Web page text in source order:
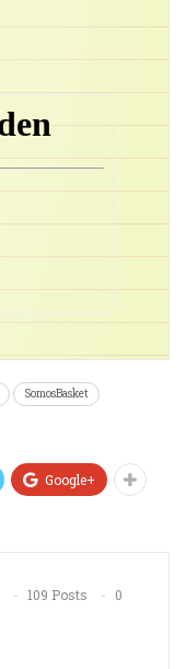
SomosBasket
Google+
109 Posts
0